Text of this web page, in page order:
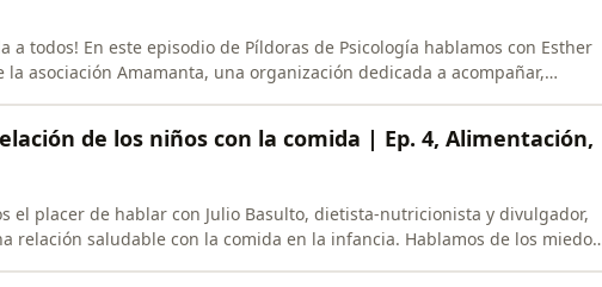
a todos! En este episodio de Píldoras de Psicología hablamos con Esther
la asociación Amamanta, una organización dedicada a acompañar,
de los niños con la comida | Ep. 4, Alimentación,
el placer de hablar con Julio Basulto, dietista-nutricionista y divulgador,
relación saludable con la comida en la infancia. Hablamos de los miedos